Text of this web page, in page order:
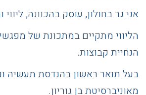
אני גר בחולון, עוסק בהכוונה,
הליווי מתקיים במתכונת של
הנחיית קבוצות.
בעל תואר ראשון בהנדסת תעשיה
מאוניברסיטת בן גוריון.